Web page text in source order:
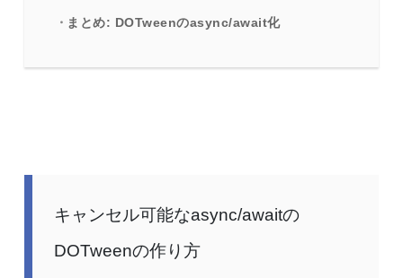
まとめ: DOTweenのasync/await化
キャンセル可能なasync/awaitの
DOTweenの作り方